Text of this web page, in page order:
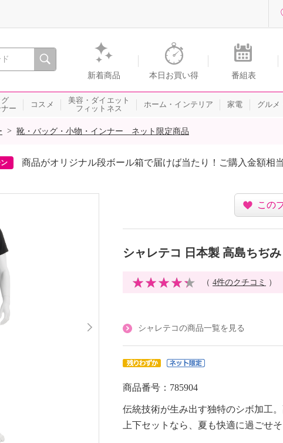
。通販・テレビショッピングのショップチャンネル
新着商品 本日お買い得 番組表
ー
コスメ
美容・ダイエット
フィットネス
ホーム・インテリア 家電 グルメ
> 靴・バッグ・小物・インナー ネット限定商品
商品がオリジナル段ボール箱で届けば当たり！ご購入金額相
この
シャレテコ 日本製 高島ちぢ
（ 4件のクチコミ ）
シャレテコの商品一覧を見る
商品番号：785904
伝統技術が生み出す独特のシボ加工
上下セットなら、夏も快適に過ごせそ